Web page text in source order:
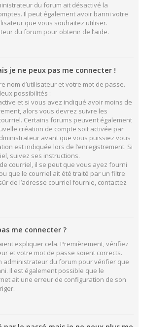
du forum ait désactivé la
Il peut également avoir banni votre
que vous souhaitez utiliser.
du forum pour obtenir de l’aide.
je ne peux pas me connecter !
nom d’utilisateur et votre mot de passe.
possibilités :
et si vous avez indiqué avoir moins de
alors vous devrez suivre les
Certains forums peuvent également
création de compte soit activée par
avant que vous puissiez vous
est indiquée lors de l’enregistrement. Si
suivez ses instructions.
courriel, il se peut que vous ayez fourni
que le courriel ait été traité par un filtre
de l’adresse courriel fournie, contactez
me connecter ?
expliquer cela. Premièrement, vérifiez
et votre mot de passe soient corrects.
administrateur du forum pour vérifier que
Il est également possible que le
ait une erreur de configuration de son